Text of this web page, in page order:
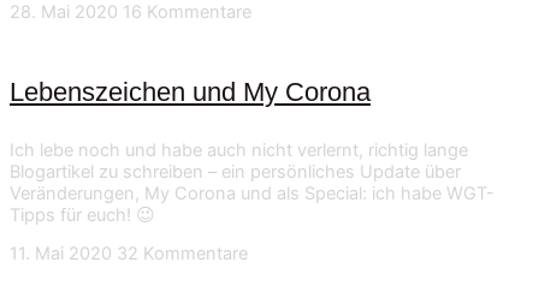
28. Mai 2020 16 Kommentare
Lebenszeichen und My Corona
Ich lebe noch und habe auch nicht verlernt, richtig lange
Blogartikel zu schreiben – ein persönliches Update über
Veränderungen, My Corona und als Special: ich habe WGT-
Tipps für euch! 😉
11. Mai 2020 32 Kommentare